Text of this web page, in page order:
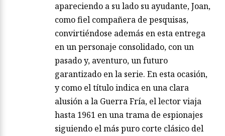
apareciendo a su lado su ayudante, Joan,
como fiel compañera de pesquisas,
convirtiéndose además en esta entrega
en un personaje consolidado, con un
pasado y, aventuro, un futuro
garantizado en la serie. En esta ocasión,
y como el título indica en una clara
alusión a la Guerra Fría, el lector viaja
hasta 1961 en una trama de espionajes
siguiendo el más puro corte clásico del